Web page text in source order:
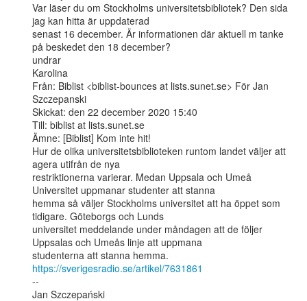
Var läser du om Stockholms universitetsbibliotek? Den sida
jag kan hitta är uppdaterad
senast 16 december. Är informationen där aktuell m tanke
på beskedet den 18 december?
undrar
Karolina
Från: Biblist <biblist-bounces at lists.sunet.se> För Jan
Szczepanski
Skickat: den 22 december 2020 15:40
Till: biblist at lists.sunet.se
Ämne: [Biblist] Kom inte hit!
Hur de olika universitetsbiblioteken runtom landet väljer att
agera utifrån de nya
restriktionerna varierar. Medan Uppsala och Umeå
Universitet uppmanar studenter att stanna
hemma så väljer Stockholms universitet att ha öppet som
tidigare. Göteborgs och Lunds
universitet meddelande under måndagen att de följer
Uppsalas och Umeås linje att uppmana
https://sverigesradio.se/artikel/7631861
--
Jan Szczepański